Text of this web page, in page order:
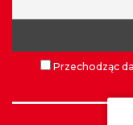
Przechodząc